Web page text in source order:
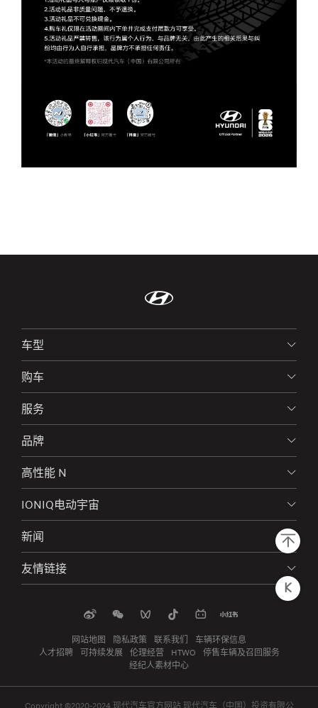
车型
购车
服务
品牌
高性能 N
IONIQ电动宇宙
新闻
友情链接
网站地图 隐私政策 联系我们
车辆环保信息
人才招聘
可持续发展 伦理经营 HTWO
停售车辆及召回服务
经纪人素材中心
Copyright ©2020-2024 现代汽车官方网站 现代汽车（中国）投资有限公